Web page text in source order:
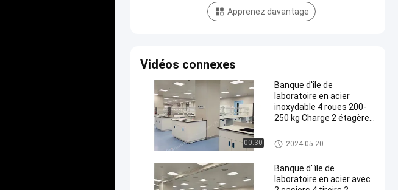
Apprenez davantage
Vidéos connexes
00:30
Banque d'île de
laboratoire en acier
inoxydable 4 roues 200-
250 kg Charge 2 étagères
tiroirs
Lab Island Bench
2024-05-20
Banque d' île de
laboratoire en acier avec